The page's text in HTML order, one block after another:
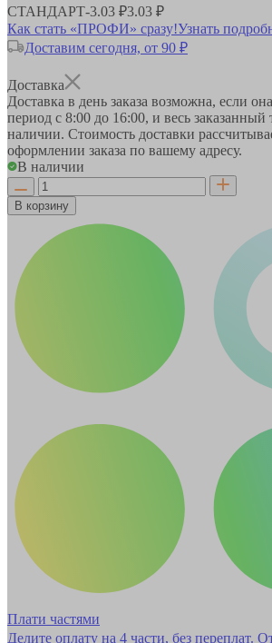
СТАНДАРТ-3.03 ₽3.03 ₽
Как стать «ПРОФИ» сразу!Узнать
Доставим сегодня, от 90 ₽
Доставка
Доставка в день заказа возможна, если
период с 8:00 до 16:00, и весь заказанный
наличии. Стоимость доставки
оформлении заказа по вашему адресу.
В наличии
В корзину
Плати частями
Делите оплату на 4 части, без переплат.